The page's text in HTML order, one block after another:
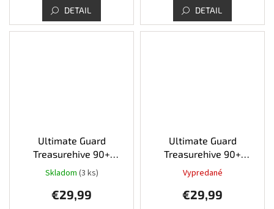
DETAIL DETAIL
Ultimate Guard
Treasurehive 90+
XenoSkin Red
Skladom (3 ks)
€29,99
Ultimate Guard
Treasurehive 90+
XenoSkin Grey
Vypredané
€29,99